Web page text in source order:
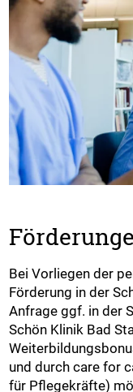
Bei Vorliegen der
Förderung in der
Anfrage ggf. in der
Schön Klinik Bad
und durch care for
für Pflegekräfte)